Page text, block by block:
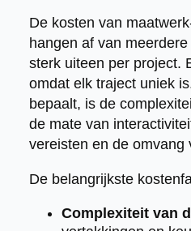
De kosten van
hangen af van
sterk uiteen per project.
omdat elk traject uniek
bepaalt, is de
de mate van
vereisten en de omvang
De belangrijkste
Complexiteit van